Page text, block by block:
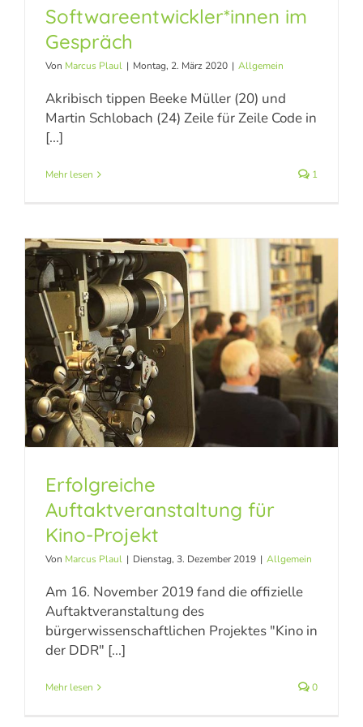
erfahrbar machen” – Die
Softwareentwickler*innen
Allgemein
Softwareentwickler*innen im
Gespräch
Von Marcus Plaul | Montag, 2. März 2020 | Allgemein
Akribisch tippen Beeke Müller (20) und
Martin Schlobach (24) Zeile für Zeile Code in
[...]
Mehr lesen 1
Erfolgreiche
Auftaktveranstaltung für
Kino-Projekt
Allgemein
Erfolgreiche
Auftaktveranstaltung für
Kino-Projekt
Von Marcus Plaul | Dienstag, 3. Dezember 2019 | Allgemein
Am 16. November 2019 fand die offizielle
Auftaktveranstaltung des
bürgerwissenschaftlichen Projektes "Kino in
der DDR" [...]
Mehr lesen 0